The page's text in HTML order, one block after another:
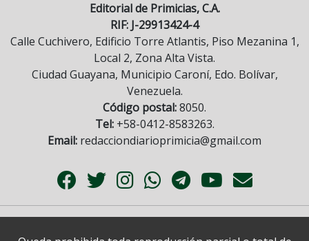
Editorial de Primicias, C.A.
RIF: J-29913424-4
Calle Cuchivero, Edificio Torre Atlantis, Piso Mezanina 1,
Local 2, Zona Alta Vista.
Ciudad Guayana, Municipio Caroní, Edo. Bolívar,
Venezuela.
Código postal:8050.
Tel:+58-0412-8583263.
Email: redacciondiarioprimicia@gmail.com